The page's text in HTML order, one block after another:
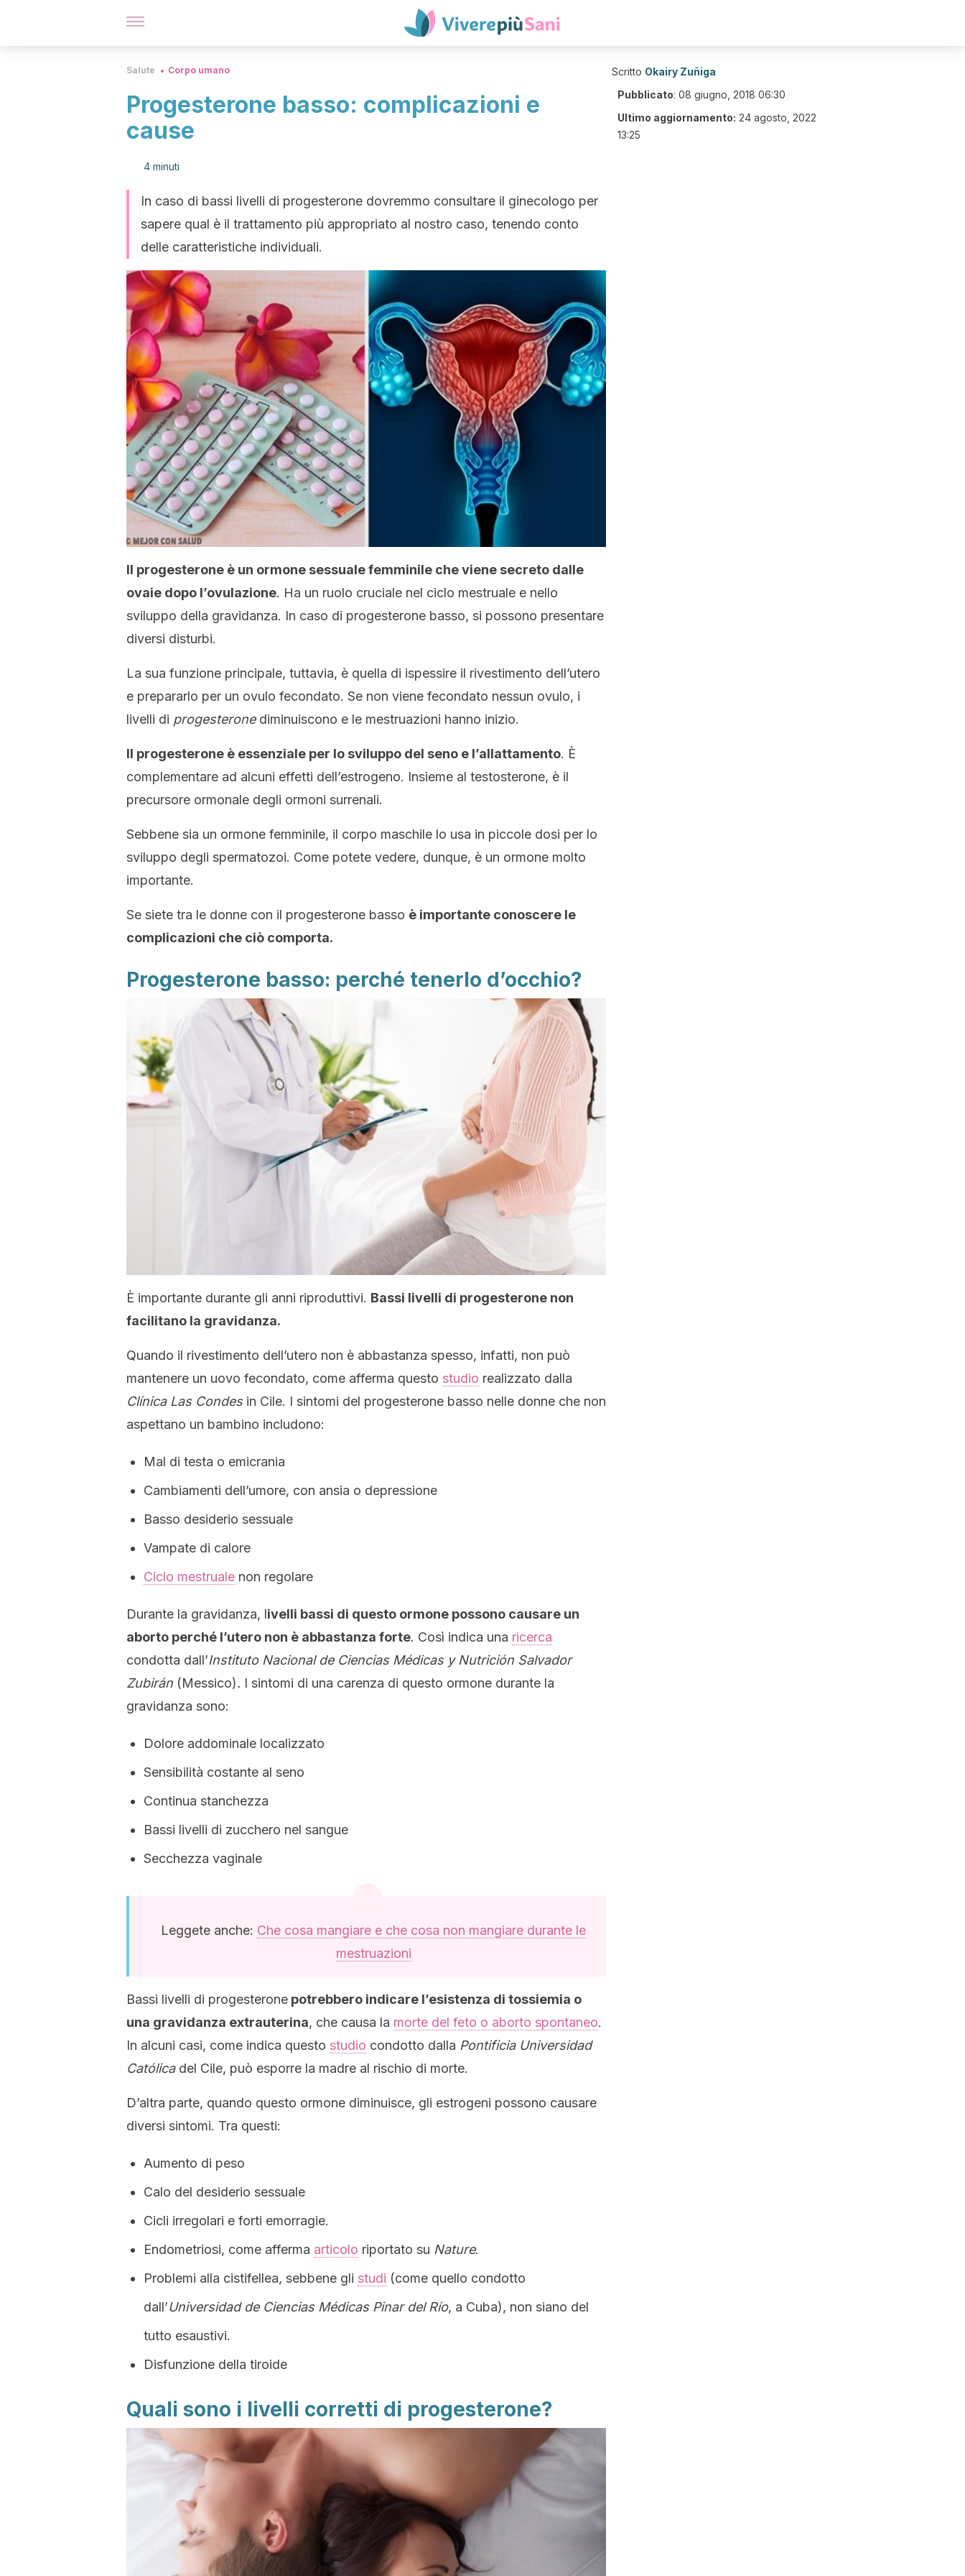
Salute Corpo umano
Progesterone basso: complicazioni e
cause
4 minuti
In caso di bassi livelli di progesterone dovremmo consultare il ginecologo per
sapere qual è il trattamento più appropriato al nostro caso, tenendo conto
delle caratteristiche individuali.
Il progesterone è un ormone sessuale femminile che viene secreto dalle
ovaie dopo l’ovulazione. Ha un ruolo cruciale nel ciclo mestruale e nello
sviluppo della gravidanza. In caso di progesterone basso, si possono presentare
diversi disturbi.
La sua funzione principale, tuttavia, è quella di ispessire il rivestimento dell’utero
e prepararlo per un ovulo fecondato. Se non viene fecondato nessun ovulo, i
livelli di progesteronediminuiscono e le mestruazioni hanno inizio.
Il progesterone è essenziale per lo sviluppo del seno e l’allattamento. È
complementare ad alcuni effetti dell’estrogeno. Insieme al testosterone, è il
precursore ormonale degli ormoni surrenali.
Sebbene sia un ormone femminile, il corpo maschile lo usa in piccole dosi per lo
sviluppo degli spermatozoi. Come potete vedere, dunque, è un ormone molto
importante.
Se siete tra le donne con il progesterone basso è importante conoscere le
complicazioni che ciò comporta.
Progesterone basso: perché tenerlo d’occhio?
È importante durante gli anni riproduttivi. Bassi livelli di progesterone non
facilitano la gravidanza.
Quando il rivestimento dell’utero non è abbastanza spesso, infatti, non può
mantenere un uovo fecondato, come afferma questo studio realizzato dalla
Clínica Las Condesin Cile. I sintomi del progesterone basso nelle donne che non
aspettano un bambino includono:
Mal di testa o emicrania
Cambiamenti dell’umore, con ansia o depressione
Basso desiderio sessuale
Vampate di calore
Ciclo mestruale non regolare
Durante la gravidanza, livelli bassi di questo ormone possono causare un
aborto perché l’utero non è abbastanza forte. Così indica una ricerca
condotta dall’Instituto Nacional de Ciencias Médicas y Nutrición Salvador
Zubirán (Messico). I sintomi di una carenza di questo ormone durante la
gravidanza sono:
Dolore addominale localizzato
Sensibilità costante al seno
Continua stanchezza
Bassi livelli di zucchero nel sangue
Secchezza vaginale
Leggete anche: Che cosa mangiare e che cosa non mangiare durante le
mestruazioni
Bassi livelli di progesterone potrebbero indicare l’esistenza di tossiemia o
una gravidanza extrauterina, che causa la morte del feto o aborto spontaneo.
In alcuni casi, come indica questo studio condotto dalla Pontificia Universidad
Católicadel Cile, può esporre la madre al rischio di morte.
D’altra parte, quando questo ormone diminuisce, gli estrogeni possono causare
diversi sintomi. Tra questi:
Aumento di peso
Calo del desiderio sessuale
Cicli irregolari e forti emorragie.
Endometriosi, come afferma articolo riportato su Nature.
Problemi alla cistifellea, sebbene gli studi (come quello condotto
dall’Universidad de Ciencias Médicas Pinar del Río, a Cuba), non siano del
tutto esaustivi.
Disfunzione della tiroide
Quali sono i livelli corretti di progesterone?
Scritto Okairy Zuñiga
Pubblicato: 08 giugno, 2018 06:30
Ultimo aggiornamento: 24 agosto, 2022
13:25